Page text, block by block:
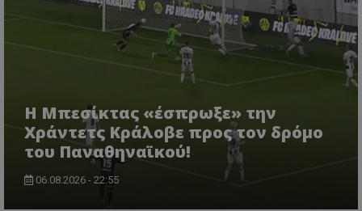
Η Μπεσίκτας «έσπρωξε» την
Χράντετς Κράλοβε προς τον δρόμο
του Παναθηναϊκού!
06.08.2026 - 22:55